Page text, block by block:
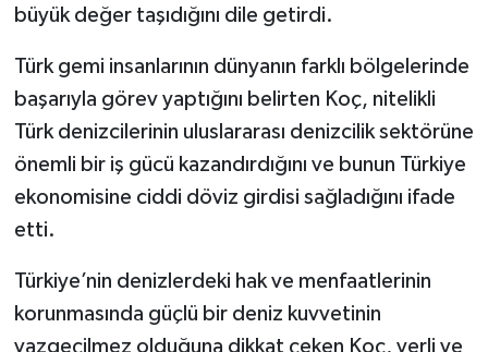
büyük değer taşıdığını dile getirdi.
Türk gemi insanlarının dünyanın farklı bölgelerinde
başarıyla görev yaptığını belirten Koç, nitelikli
Türk denizcilerinin uluslararası denizcilik sektörüne
önemli bir iş gücü kazandırdığını ve bunun Türkiye
ekonomisine ciddi döviz girdisi sağladığını ifade
etti.
Türkiye’nin denizlerdeki hak ve menfaatlerinin
korunmasında güçlü bir deniz kuvvetinin
vazgeçilmez olduğuna dikkat çeken Koç, yerli ve